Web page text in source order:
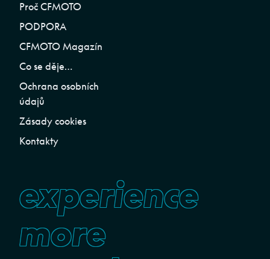
Proč CFMOTO
PODPORA
CFMOTO Magazín
Co se děje…
Ochrana osobních
údajů
Zásady cookies
Kontakty
experience
more